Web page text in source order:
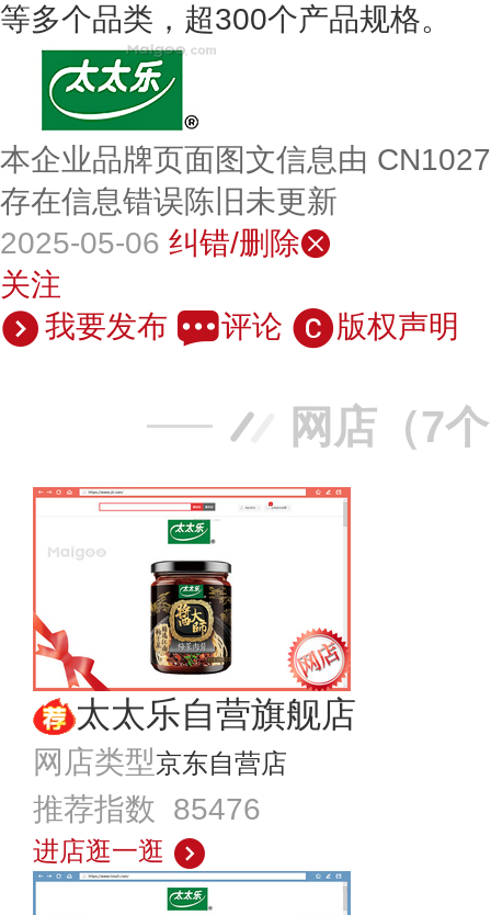
等多个品类，超300个产品规格。
本企业品牌页面图文信息由
存在信息错误陈旧未更新
2025-05-06 纠错/删除
关注
我要发布
评论 版权声明
网店（7
太太乐自营旗舰店
网店类型京东自营店
推荐指数 85476
进店逛一逛